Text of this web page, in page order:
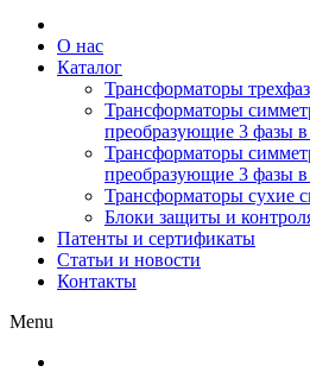
О нас
Каталог
Трансформаторы
Трансформаторы
преобразующие 3 фазы
Трансформаторы
преобразующие 3 фазы
Трансформаторы сухие
Блоки защиты и
Патенты и сертификаты
Статьи и новости
Контакты
Menu